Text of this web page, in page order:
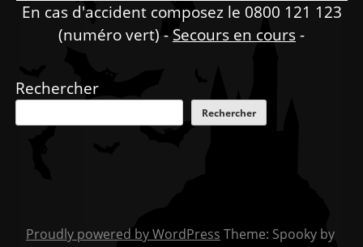
En cas d'accident composez le 0800 121 123
(numéro vert) - Secours en cours-
Rechercher
Rechercher
Proudly powered by WordPress Theme: Spooky by